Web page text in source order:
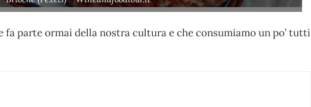
parte ormai della nostra cultura e che consumiamo un po’ tutti